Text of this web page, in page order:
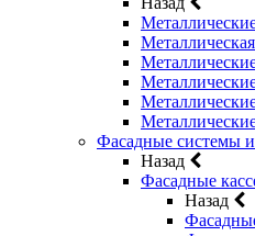
Металлическая
Фасадные системы
Назад
Фасадные
Назад